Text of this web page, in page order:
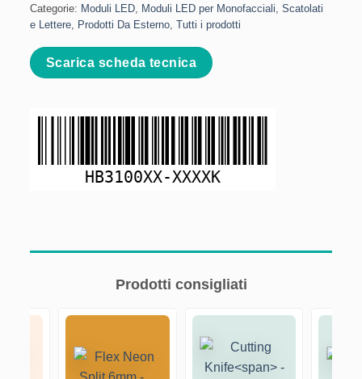
Categorie: Moduli LED Moduli LED per Monofacciali, Scatolati
e Lettere Prodotti Da Esterno ,Tutti i prodotti
Scarica scheda tecnica
HB3100XX-XXXXK
Prodotti consigliati